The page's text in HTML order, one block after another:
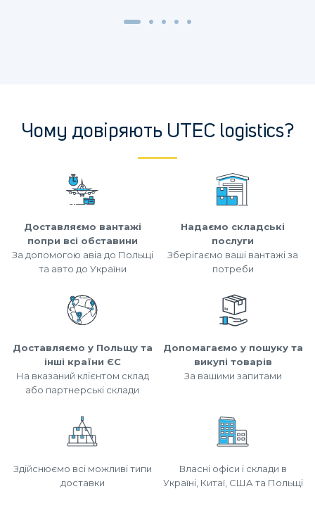
Чому довіряють UTEC logistics?
Доставляємо вантажі
попри всі обставини
За допомогою авіа до Польщі
та авто до України
Надаємо складські
послуги
Зберігаємо ваші вантажі за
потреби
Доставляємо у Польщу та
інші країни ЄС
На вказаний клієнтом склад
або партнерські склади
Допомагаємо у пошуку та
викупі товарів
За вашими запитами
Здійснюємо всі можливі типи
доставки
Власні офіси і склади в
Україні, Китаї, США та Польщі